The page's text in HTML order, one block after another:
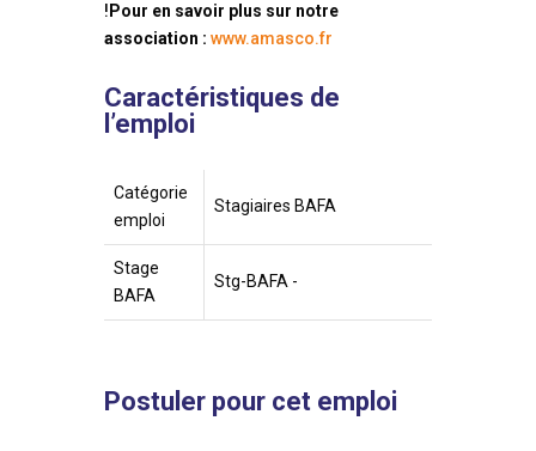
! Pour en savoir plus sur notre
association : www.amasco.fr
Caractéristiques de
l’emploi
Catégorie
emploi
Stagiaires BAFA
Stage
BAFA
Stg-BAFA -
Postuler pour cet emploi